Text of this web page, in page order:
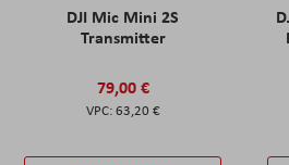
DJI Mic Mini 2S
Transmitter
79,00 €
63,20 €